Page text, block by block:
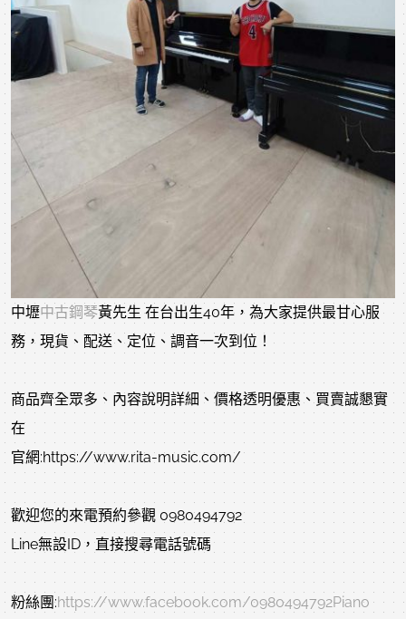
中壢中古鋼琴黃先生 在台出生40年，為大家提供最甘心服
務，現貨、配送、定位、調音一次到位！
商品齊全眾多、內容說明詳細、價格透明優惠、買賣誠懇實
在
官網:https://www.rita-music.com/
歡迎您的來電預約參觀 0980494792
Line無設ID，直接搜尋電話號碼
粉絲團:https://www.facebook.com/0980494792Piano